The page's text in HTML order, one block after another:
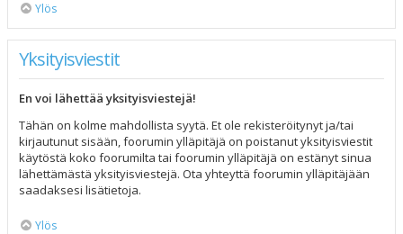
Ylös
Yksityisviestit
En voi lähettää yksityisviestejä!
Tähän on kolme mahdollista syytä. Et ole rekisteröitynyt ja/tai
kirjautunut sisään, foorumin ylläpitäjä on poistanut yksityisviestit
käytöstä koko foorumilta tai foorumin ylläpitäjä on estänyt sinua
lähettämästä yksityisviestejä. Ota yhteyttä foorumin ylläpitäjään
saadaksesi lisätietoja.
Ylös